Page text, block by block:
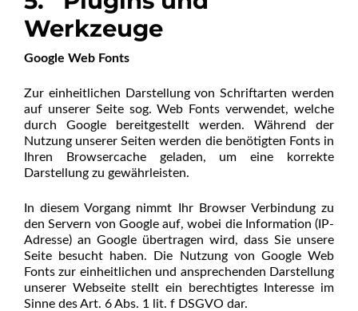
Werkzeuge
Google Web Fonts
Zur einheitlichen Darstellung von Schriftarten werden
auf unserer Seite sog. Web Fonts verwendet, welche
durch Google bereitgestellt werden. Während der
Nutzung unserer Seiten werden die benötigten Fonts in
Ihren Browsercache geladen, um eine korrekte
Darstellung zu gewährleisten.
In diesem Vorgang nimmt Ihr Browser Verbindung zu
den Servern von Google auf, wobei die Information (IP-
Adresse) an Google übertragen wird, dass Sie unsere
Seite besucht haben. Die Nutzung von Google Web
Fonts zur einheitlichen und ansprechenden Darstellung
unserer Webseite stellt ein berechtigtes Interesse im
Sinne des Art. 6 Abs. 1 lit. f DSGVO dar.